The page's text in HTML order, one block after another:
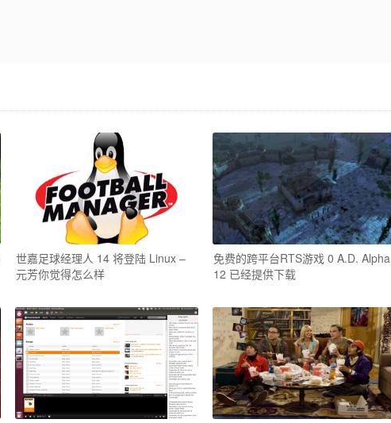
世嘉足球经理人 14 将登陆 Linux –
元芳你觉得怎么样
免费的跨平台RTS游戏 0 A.D. Alpha
12 已经提供下载